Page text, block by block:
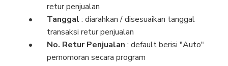
retur penjualan
Tanggal : diarahkan / disesuaikan tanggal
transaksi retur penjualan
No. Retur Penjualan : default berisi "Auto"
pernomoran secara program